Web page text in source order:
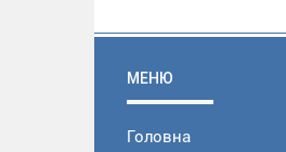
МЕНЮ
Головна